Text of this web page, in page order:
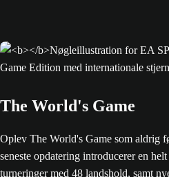
The World's Game
Oplev The World's Game som
seneste opdatering introducerer en
turneringer med 48 landshold, samt